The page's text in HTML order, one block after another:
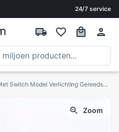
24/7 service
Batterij Houder/Case Met Switch Model Verlichting Gereedschap Railway Layout Linker Plug Voor 2 X Aaa Batterij
Zoom